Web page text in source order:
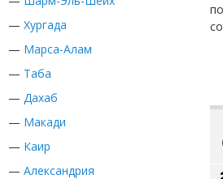
— Хургада
— Марса-Алам
— Таба
— Дахаб
— Макади
— Каир
— Александрия